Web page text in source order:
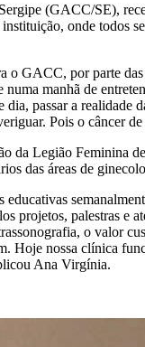
(GACC/SE),
onde todos
o GACC, por parte
numa manhã de
dia, passar a
Pois o câncer
da Legião Feminina
das áreas de
educativas
projetos, palestras e
o valor
Hoje nossa clínica
Ana Virgínia.